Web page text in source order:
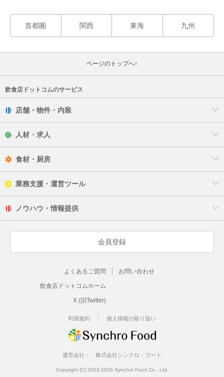
首都圏 関西 東海 九州
ページのトップへ↑
飲食店ドットコムのサービス
店舗・物件・内装
人材・求人
食材・厨房
業務支援・運営ツール
ノウハウ・情報提供
会員登録
よくあるご質問 お問い合わせ
飲食店ドットコムホーム
X (旧Twitter)
利用規約 個人情報の取り扱い
運営会社： 株式会社シンクロ・フード
Copyright (C) 2003-2026 Synchro Food Co., Ltd.